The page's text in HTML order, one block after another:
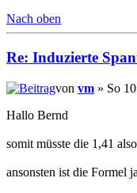
Nach oben
Re: Induzierte
von vm » So
Hallo Bernd
somit müsste die 1,41
ansonsten ist die Formel